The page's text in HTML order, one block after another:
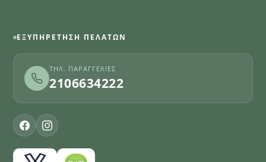
ΕΞΥΠΗΡΈΤΗΣΗ ΠΕΛΑΤΏΝ
ΤΗΛ. ΠΑΡΑΓΓΕΛΊΕΣ
2106634222